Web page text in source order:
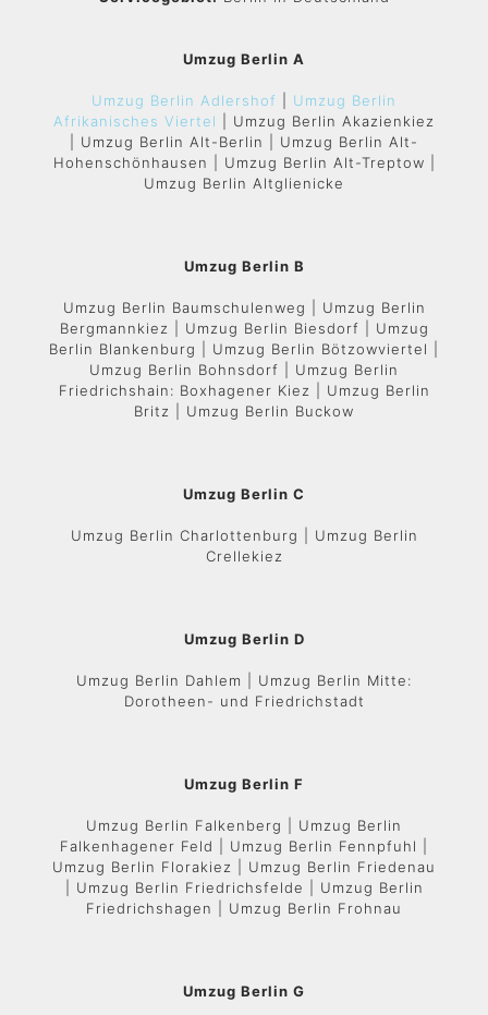
Umzug Berlin A
Umzug Berlin Adlershof
Umzug Berlin
Afrikanisches Viertel
| Umzug Berlin Akazienkiez
| Umzug Berlin Alt-Berlin | Umzug Berlin Alt-
Hohenschönhausen | Umzug Berlin Alt-Treptow |
Umzug Berlin Altglienicke
Umzug Berlin B
Umzug Berlin Baumschulenweg | Umzug Berlin
Bergmannkiez | Umzug Berlin Biesdorf | Umzug
Berlin Blankenburg | Umzug Berlin Bötzowviertel |
Umzug Berlin Bohnsdorf | Umzug Berlin
Friedrichshain: Boxhagener Kiez | Umzug Berlin
Britz | Umzug Berlin Buckow
Umzug Berlin C
Umzug Berlin Charlottenburg | Umzug Berlin
Crellekiez
Umzug Berlin D
Umzug Berlin Dahlem | Umzug Berlin Mitte:
Dorotheen- und Friedrichstadt
Umzug Berlin F
Umzug Berlin Falkenberg | Umzug Berlin
Falkenhagener Feld | Umzug Berlin Fennpfuhl |
Umzug Berlin Florakiez | Umzug Berlin Friedenau
| Umzug Berlin Friedrichsfelde | Umzug Berlin
Friedrichshagen | Umzug Berlin Frohnau
Umzug Berlin G